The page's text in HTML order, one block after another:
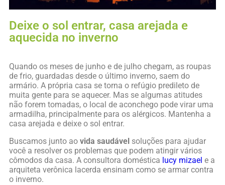
Deixe o sol entrar, casa arejada e
aquecida no inverno
Quando os meses de junho e de julho chegam, as roupas
de frio, guardadas desde o último inverno, saem do
armário. A própria casa se torna o refúgio predileto de
muita gente para se aquecer. Mas se algumas atitudes
não forem tomadas, o local de aconchego pode virar uma
armadilha, principalmente para os alérgicos. Mantenha a
casa arejada e deixe o sol entrar.
Buscamos junto ao vida saudável soluções para ajudar
você a resolver os problemas que podem atingir vários
cômodos da casa. A consultora doméstica lucy mizael e a
arquiteta verônica lacerda ensinam como se armar contra
o inverno.